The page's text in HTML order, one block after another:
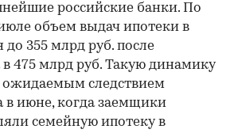
российские банки. По
объем выдач ипотеки в
до 355 млрд руб. после
475 млрд руб. Такую динамику
ожидаемым следствием
в июне, когда заемщики
семейную ипотеку в